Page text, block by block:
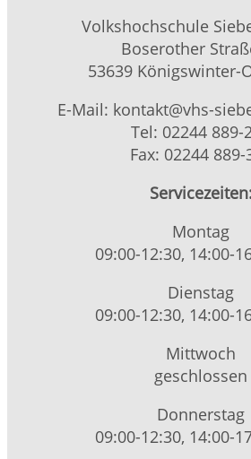
Volkshochschule
Boserother
53639 Königswinter-
E-Mail: kontakt@vhs-
Tel: 02244 889-
Fax: 02244 889-
Montag
09:00-12:30, 14:00-
Dienstag
09:00-12:30, 14:00-
Mittwoch
geschlossen
Donnerstag
09:00-12:30, 14:00-